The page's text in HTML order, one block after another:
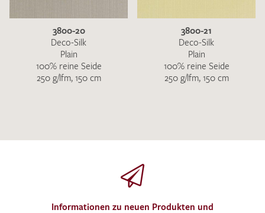
3800-20
Deco-Silk
Plain
100% reine Seide
250 g/lfm, 150 cm
3800-21
Deco-Silk
Plain
100% reine Seide
250 g/lfm, 150 cm
Informationen zu neuen Produkten und